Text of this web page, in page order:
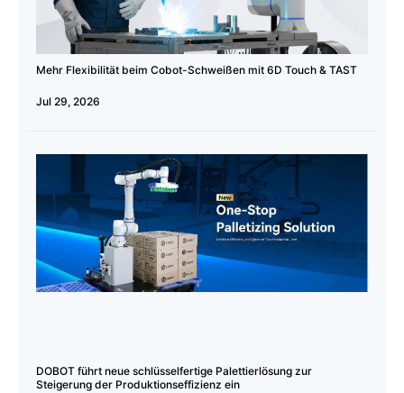
Mehr Flexibilität beim Cobot-Schweißen mit 6D Touch & TAST
Jul 29, 2026
DOBOT führt neue schlüsselfertige Palettierlösung zur
Steigerung der Produktionseffizienz ein